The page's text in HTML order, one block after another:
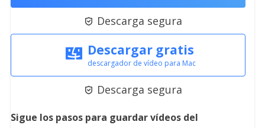
 Descarga segura
Descargar gratis
descargador de vídeo para Mac
 Descarga segura
Sigue los pasos para guardar vídeos del